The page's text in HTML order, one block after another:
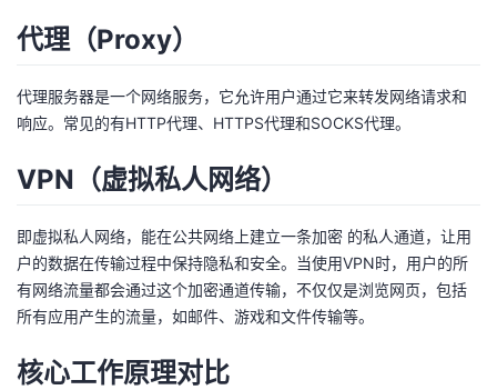
页
开
发
者
我
代理（Proxy）
代理服务器是一个网络服务，它允许用户通过它来转发网络请求和
响应。常见的有HTTP代理、HTTPS代理和SOCKS代理。
VPN（虚拟私人网络）
即虚拟私人网络，能在公共网络上建立一条加密 的私人通道，让用
户的数据在传输过程中保持隐私和安全。当使用VPN时，用户的所
有网络流量都会通过这个加密通道传输，不仅仅是浏览网页，包括
所有应用产生的流量，如邮件、游戏和文件传输等。
核心工作原理对比